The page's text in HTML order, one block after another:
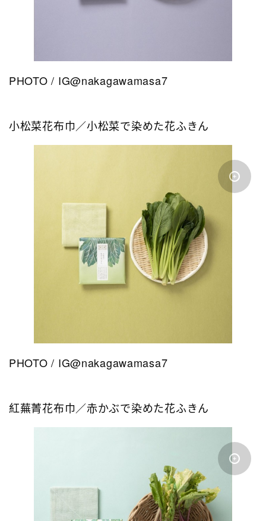
PHOTO / IG@nakagawamasa7
小松菜花布巾／小松菜で染めた花ふきん
PHOTO / IG@nakagawamasa7
紅蕪菁花布巾／赤かぶで染めた花ふきん